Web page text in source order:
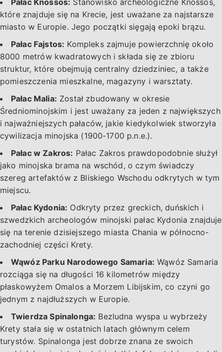
Pałac Knossos: Stanowisko archeologiczne Knossos,
które znajduje się na Krecie, jest uważane za najstarsze
miasto w Europie. Jego początki sięgają epoki brązu.
Pałac Fajstos: Kompleks zajmuje powierzchnię około
8000 metrów kwadratowych i składa się ze zbioru
struktur, które obejmują centralny dziedziniec, a także
pomieszczenia mieszkalne, magazyny i warsztaty.
Pałac Malia: Został zbudowany w okresie
Średniominojskim i jest uważany za jeden z największych
i najważniejszych pałaców, jakie kiedykolwiek stworzyła
cywilizacja minojska (1900-1700 p.n.e.).
Pałac w Zakros: Pałac Zakros prawdopodobnie służył
jako minojska brama na wschód, o czym świadczy
szereg artefaktów z Bliskiego Wschodu odkrytych w tym
miejscu.
Pałac Kydonia: Odkryty przez greckich, duńskich i
szwedzkich archeologów minojski pałac Kydonia znajduje
się na terenie dzisiejszego miasta Chania w północno-
zachodniej części Krety.
Wąwóz Parku Narodowego Samaria: Wąwóz Samaria
rozciąga się na długości 16 kilometrów między
płaskowyżem Omalos a Morzem Libijskim, co czyni go
jednym z najdłuższych w Europie.
Twierdza Spinalonga: Bezludna wyspa u wybrzeży
Krety stała się w ostatnich latach głównym celem
turystów. Spinalonga jest dobrze znana ze swoich